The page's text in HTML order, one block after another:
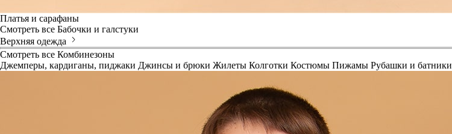
Платья и сарафаны
Смотреть все Бабочки и галстуки
Верхняя одежда
Смотреть все Комбинезоны
Джемперы, кардиганы, пиджаки Джинсы и брюки Жилеты Колготки Костюмы Пижамы Рубашки и батники